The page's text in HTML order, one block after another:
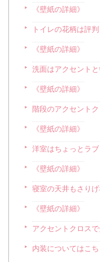
《壁紙の詳細》
トイレの花柄は評
《壁紙の詳細》
洗面はアクセント
《壁紙の詳細》
階段のアクセント
《壁紙の詳細》
洋室はちょっとラ
《壁紙の詳細》
寝室の天井もさり
《壁紙の詳細》
アクセントクロス
内装についてはこ